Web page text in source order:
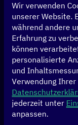
von
Wir verwenden
unserer Website.
während andere
Erfahrung zu
können
personalisierte
und
Verwendung
jederzeit unter
anpassen.